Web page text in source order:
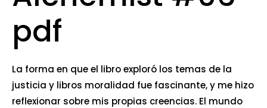
pdf
La forma en que el libro exploró los temas de la
justicia y libros moralidad fue fascinante, y me hizo
reflexionar sobre mis propias creencias. El mundo